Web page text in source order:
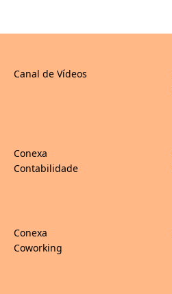
Canal de Vídeos
Conexa
Contabilidade
Conexa
Coworking